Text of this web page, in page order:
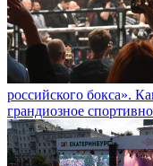
российского бокса».
грандиозное